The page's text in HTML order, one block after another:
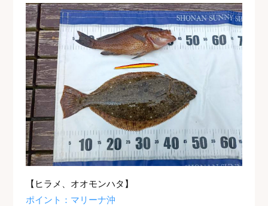
【ヒラメ、オオモンハタ】
ポイント：マリーナ沖